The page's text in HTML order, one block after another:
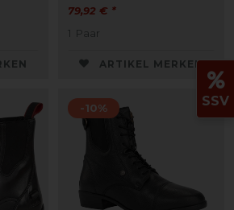
79,92 € *
1 Paar
ARTIKEL MERKEN
-10% SSV